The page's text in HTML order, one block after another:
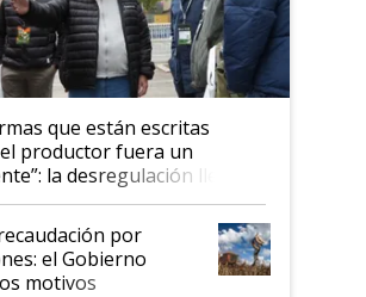
que están escritas
productor fuera un
la desregulación llegó
Aapresid y hasta se
financiamiento al IPCVA
por
el Gobierno
motivos